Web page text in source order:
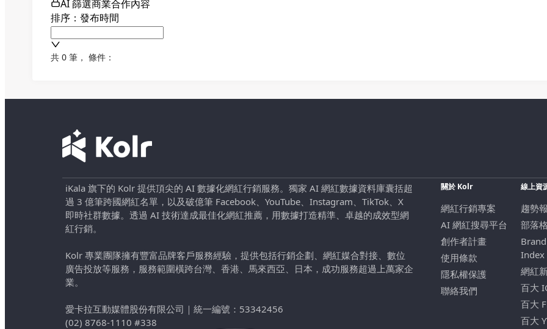
AI 篩選商業合作內容
排序：發布時間
共 0 筆 ， 條件：
iKala 旗下的 Kolr 提供頂尖的 AI 數據化網紅行銷服務。獨家 AI 網紅數據資料庫囊括超
過 3 億筆跨國網紅名單，以及破億筆 Facebook、YouTube、Instagram、TikTok、X
即時社群數據。透過 AI 技術達成最佳化網紅推薦，用數據打造精準、卓越的成效型網
紅行銷。
Kolr 專業團隊擁有豐富品牌客戶服務經驗，提供包括行銷企劃、網紅媒合對接、數位
廣告投放等服務，服務範圍橫跨台灣、香港、馬來西亞、日本，成功服務超過上萬家企
業。
愛卡拉互動媒體股份有限公司 ｜ 統一編號：53342456
(02) 8768-1110 #338
關於 Kolr
網紅行銷專案
AI 網紅搜尋平台
創作者計畫
使用條款
隱私權保護
聯絡我們
線上資
趨勢
部落格
Index
網紅
百大
百大
百大